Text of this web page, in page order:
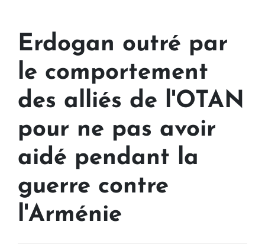
Erdogan outré par
le comportement
des alliés de l'OTAN
pour ne pas avoir
aidé pendant la
guerre contre
l'Arménie